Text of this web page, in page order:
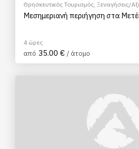
Θρησκευτικός Τουρισμός, Ξεναγήσεις/
Πόλης
Πολιτιστικά - Πολιτισμικά
Μεσημεριανή περιήγηση στα
4 ώρες
από 35.00 € / άτομο